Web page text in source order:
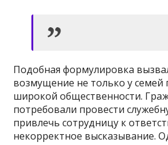
Подобная формулировка
возмущение не только у семей
широкой общественности.
потребовали провести
привлечь сотрудницу к
некорректное высказывание.